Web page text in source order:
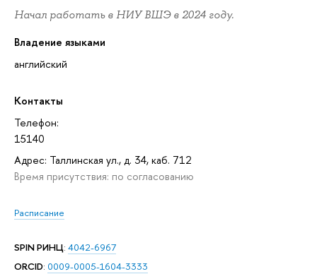
Начал работать в НИУ ВШЭ в 2024 году.
Владение языками
английский
Контакты
Телефон:
15140
Адрес: Таллинская ул., д. 34, каб. 712
Время присутствия: по согласованию
Расписание
SPIN РИНЦ: 4042-6967
ORCID: 0009-0005-1604-3333